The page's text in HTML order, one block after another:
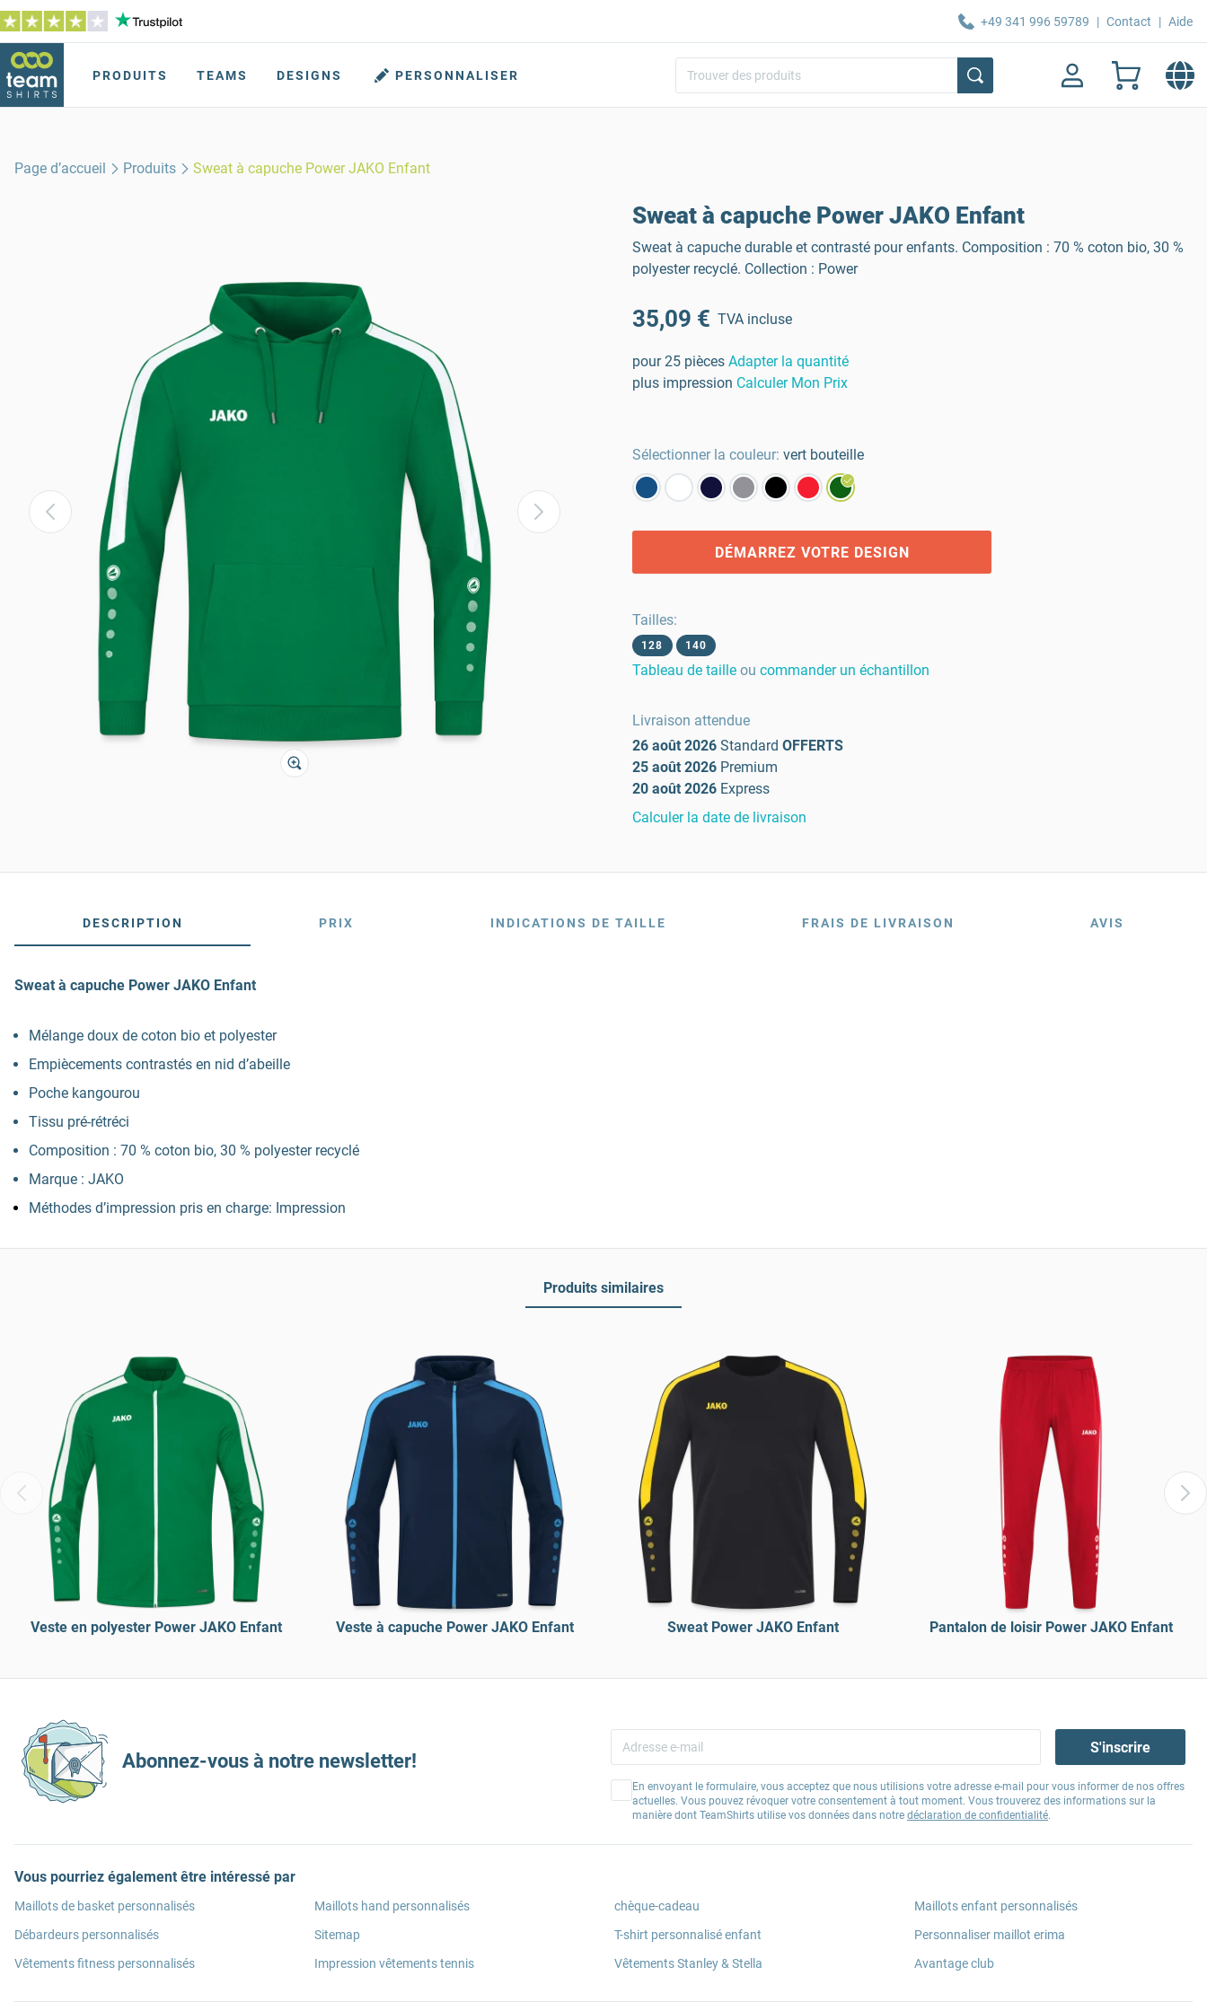
+49 341 996 59789 | Contact | Aide
PRODUITS TEAMS DESIGNS PERSONNALISER
Page d’accueil Produits Sweat à capuche Power JAKO Enfant
Sweat à capuche Power JAKO Enfant
Sweat à capuche durable et contrasté pour enfants. Composition : 70 % coton bio, 30 %
polyester recyclé. Collection : Power
35,09 € TVA incluse
pour 25 pièces Adapter la quantité
plus impression Calculer Mon Prix
Sélectionner la couleur: vert bouteille
DÉMARREZ VOTRE DESIGN
Tailles:
128 140
Tableau de taille ou commander un échantillon
Livraison attendue
26 août 2026 Standard OFFERTS
25 août 2026 Premium
20 août 2026 Express
Calculer la date de livraison
DESCRIPTION PRIX INDICATIONS DE TAILLE FRAIS DE LIVRAISON AVIS
Sweat à capuche Power JAKO Enfant
Mélange doux de coton bio et polyester
Empiècements contrastés en nid d’abeille
Poche kangourou
Tissu pré-rétréci
Composition : 70 % coton bio, 30 % polyester recyclé
Marque : JAKO
Méthodes d’impression pris en charge: Impression
Produits similaires
Veste en polyester Power JAKO Enfant Veste à capuche Power JAKO Enfant Sweat Power JAKO Enfant Pantalon de loisir Power JAKO Enfant
Abonnez-vous à notre newsletter!
S'inscrire
En envoyant le formulaire, vous acceptez que nous utilisions votre adresse e-mail pour vous informer de nos offres
actuelles. Vous pouvez révoquer votre consentement à tout moment. Vous trouverez des informations sur la
manière dont TeamShirts utilise vos données dans notre déclaration de confidentialité.
Vous pourriez également être intéressé par
Maillots de basket personnalisés
Débardeurs personnalisés
Vêtements fitness personnalisés
Maillots hand personnalisés
Sitemap
Impression vêtements tennis
chèque-cadeau
T-shirt personnalisé enfant
Vêtements Stanley & Stella
Maillots enfant personnalisés
Personnaliser maillot erima
Avantage club